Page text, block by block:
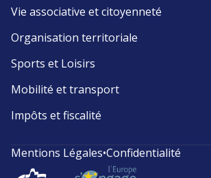
Vie associative et citoyenneté
Organisation territoriale
Sports et Loisirs
Mobilité et transport
Impôts et fiscalité
Mentions Légales•Confidentialité